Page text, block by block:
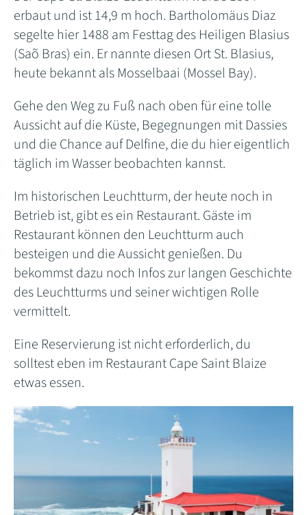
erbaut und ist 14,9 m hoch. Bartholomäus Diaz
segelte hier 1488 am Festtag des Heiligen Blasius
(Saõ Bras) ein. Er nannte diesen Ort St. Blasius,
heute bekannt als Mosselbaai (Mossel Bay).
Gehe den Weg zu Fuß nach oben für eine tolle
Aussicht auf die Küste, Begegnungen mit Dassies
und die Chance auf Delfine, die du hier eigentlich
täglich im Wasser beobachten kannst.
Im historischen Leuchtturm, der heute noch in
Betrieb ist, gibt es ein Restaurant. Gäste im
Restaurant können den Leuchtturm auch
besteigen und die Aussicht genießen. Du
bekommst dazu noch Infos zur langen Geschichte
des Leuchtturms und seiner wichtigen Rolle
vermittelt.
Eine Reservierung ist nicht erforderlich, du
solltest eben im Restaurant Cape Saint Blaize
etwas essen.